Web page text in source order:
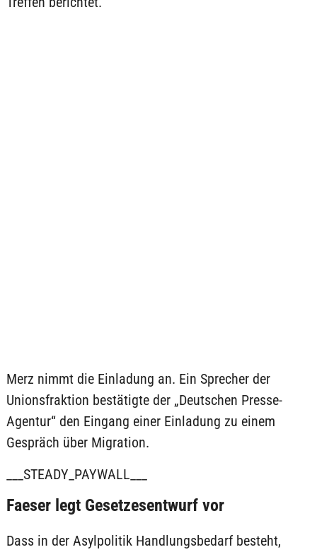
Merz nimmt die Einladung an. Ein Sprecher der
Unionsfraktion bestätigte der „Deutschen Presse-
Agentur“ den Eingang einer Einladung zu einem
Gespräch über Migration.
___STEADY_PAYWALL___
Faeser legt Gesetzesentwurf vor
Dass in der Asylpolitik Handlungsbedarf besteht,